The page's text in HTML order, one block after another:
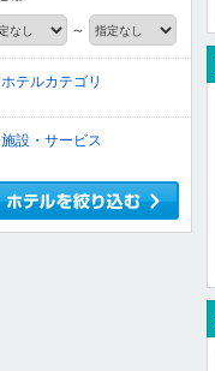
～
ホテルカテゴリ
施設・サービス